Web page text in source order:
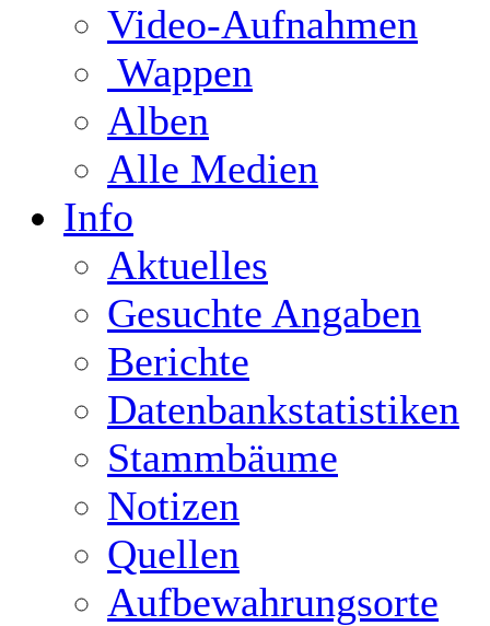
Video-Aufnahmen
Wappen
Alben
Alle Medien
Info
Aktuelles
Gesuchte Angaben
Berichte
Datenbankstatistiken
Stammbäume
Notizen
Quellen
Aufbewahrungsorte